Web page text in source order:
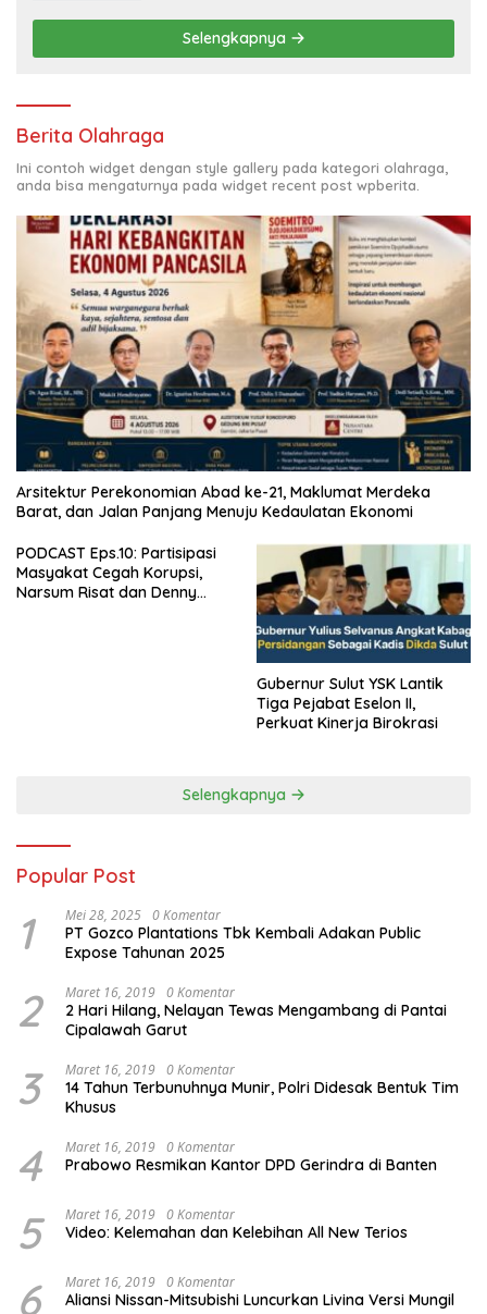
Selengkapnya
Berita Olahraga
Ini contoh widget dengan style gallery pada kategori olahraga,
anda bisa mengaturnya pada widget recent post wpberita.
Arsitektur Perekonomian Abad ke-21, Maklumat Merdeka
Barat, dan Jalan Panjang Menuju Kedaulatan Ekonomi
PODCAST Eps.10: Partisipasi
Masyakat Cegah Korupsi,
Narsum Risat dan Denny
Gubernur Sulut YSK Lantik
Tiga Pejabat Eselon II,
Perkuat Kinerja Birokrasi
Selengkapnya
Popular Post
1 Mei 28, 2025 0 Komentar
PT Gozco Plantations Tbk Kembali Adakan Public
Expose Tahunan 2025
2 Maret 16, 2019 0 Komentar
2 Hari Hilang, Nelayan Tewas Mengambang di Pantai
Cipalawah Garut
3 Maret 16, 2019 0 Komentar
14 Tahun Terbunuhnya Munir, Polri Didesak Bentuk Tim
Khusus
4 Maret 16, 2019 0 Komentar
Prabowo Resmikan Kantor DPD Gerindra di Banten
5 Maret 16, 2019 0 Komentar
Video: Kelemahan dan Kelebihan All New Terios
6 Maret 16, 2019 0 Komentar
Aliansi Nissan-Mitsubishi Luncurkan Livina Versi Mungil